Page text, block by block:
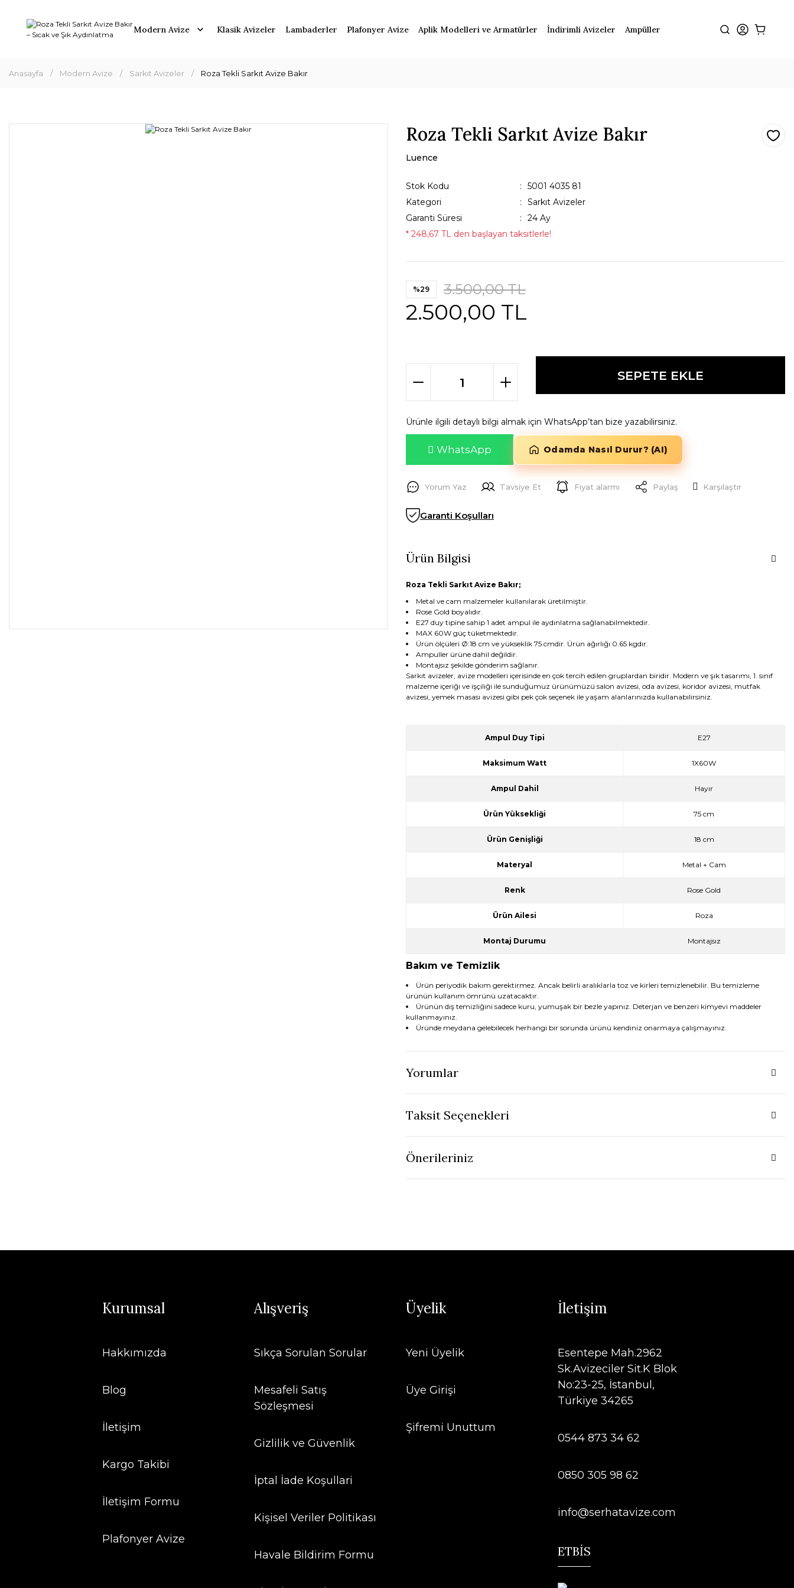
Modern Avize Klasik Avizeler Lambaderler Plafonyer Avize Aplik Modelleri ve Armatürler İndirimli Avizeler Ampüller
Anasayfa Modern Avize Sarkıt Avizeler Roza Tekli Sarkıt Avize Bakır
Roza Tekli Sarkıt Avize Bakır
Luence
Stok Kodu
5001 4035 81
Kategori
Sarkıt Avizeler
Garanti Süresi
24 Ay
* 248,67 TL den başlayan taksitlerle!
%29 3.500,00 TL
2.500,00 TL
SEPETE EKLE
Ürünle ilgili detaylı bilgi almak için WhatsApp’tan bize yazabilirsiniz.
WhatsApp Odamda Nasıl Durur? (AI)
Yorum Yaz Tavsiye Et Fiyat alarmı Paylaş Karşılaştır
Garanti Koşulları
Ürün Bilgisi
Roza Tekli Sarkıt Avize Bakır;
Metal ve cam malzemeler kullanılarak üretilmiştir.
Rose Gold boyalıdır.
E27 duy tipine sahip 1 adet ampul ile aydınlatma sağlanabilmektedir.
MAX 60W güç tüketmektedir.
Ürün ölçüleri Ø:18 cm ve yükseklik 75 cmdir. Ürün ağırlığı 0.65 kgdır.
Ampuller ürüne dahil değildir.
Montajsız şekilde gönderim sağlanır.
Sarkıt avizeler, avize modelleri içerisinde en çok tercih edilen gruplardan biridir. Modern ve şık tasarımı, 1. sınıf
malzeme içeriği ve işçiliği ile sunduğumuz ürünümüzü salon avizesi, oda avizesi, koridor avizesi, mutfak
avizesi, yemek masası avizesi gibi pek çok seçenek ile yaşam alanlarınızda kullanabilirsiniz.
Ampul Duy Tipi E27
Maksimum Watt 1X60W
Ampul Dahil Hayır
Ürün Yüksekliği 75 cm
Ürün Genişliği 18 cm
Materyal Metal + Cam
Renk Rose Gold
Ürün Ailesi Roza
Montaj Durumu Montajsız
Bakım ve Temizlik
Ürün periyodik bakım gerektirmez. Ancak belirli aralıklarla toz ve kirleri temizlenebilir. Bu temizleme
ürünün kullanım ömrünü uzatacaktır.
Ürünün dış temizliğini sadece kuru, yumuşak bir bezle yapınız. Deterjan ve benzeri kimyevi maddeler
kullanmayınız.
Üründe meydana gelebilecek herhangi bir sorunda ürünü kendiniz onarmaya çalışmayınız.
Yorumlar
Taksit Seçenekleri
Önerileriniz
Kurumsal
Hakkımızda
Blog
İletişim
Kargo Takibi
İletişim Formu
Plafonyer Avize
Alışveriş
Sıkça Sorulan Sorular
Mesafeli Satış
Sözleşmesi
Gizlilik ve Güvenlik
İptal İade Koşullari
Kişisel Veriler Politikası
Havale Bildirim Formu
Üyelik
Yeni Üyelik
Üye Girişi
Şifremi Unuttum
İletişim
Esentepe Mah.2962
Sk.Avizeciler Sit.K Blok
No:23-25, İstanbul,
Türkiye 34265
0544 873 34 62
0850 305 98 62
info@serhatavize.com
ETBİS